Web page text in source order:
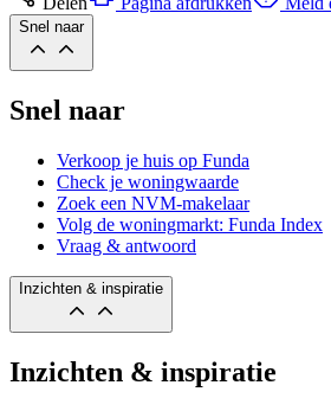
Snel naar
Snel naar
Verkoop je huis op Funda
Check je woningwaarde
Zoek een NVM-makelaar
Volg de woningmarkt: Funda Index
Vraag & antwoord
Inzichten & inspiratie
Inzichten & inspiratie